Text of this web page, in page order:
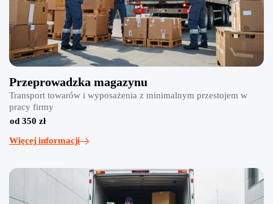
Przeprowadzka magazynu
Transport towarów i wyposażenia z minimalnym przestojem w
pracy firmy
od 350 zł
Więcej informacji